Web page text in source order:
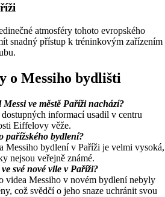
atmosféry tohoto evropského
snadný přístup k tréninkovým zařízením
o Messiho bydlišti
ve městě Paříži nachází?
informací usadil v centru
Eiffelovy věže.
pařížského bydlení?
Messiho bydlení v Paříži je velmi vysoká,
nejsou veřejně známé.
své nové vile v Paříži?
videa Messiho v novém bydlení nebyly
což svědčí o jeho snaze uchránit svou